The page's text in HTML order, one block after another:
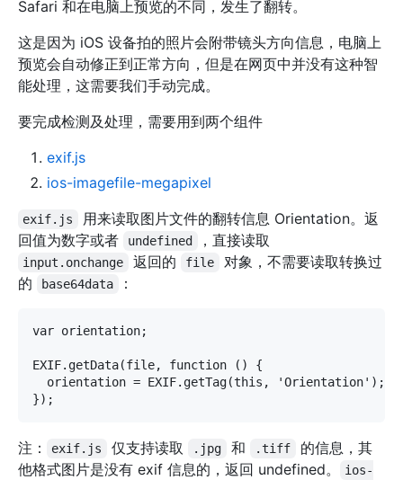
Safari 和在电脑上预览的不同，发生了翻转。
这是因为 iOS 设备拍的照片会附带镜头方向信息，电脑上
预览会自动修正到正常方向，但是在网页中并没有这种智
能处理，这需要我们手动完成。
要完成检测及处理，需要用到两个组件
exif.js
ios-imagefile-megapixel
exif.js
用来读取图片文件的翻转信息 Orientation。返
回值为数字或者
undefined ，直接读取
input.onchange 返回的 file
对象，不需要读取转换过
的
base64data ：
var orientation;
EXIF.getData(file, function () {
  orientation = EXIF.getTag(this, 'Orientation');
注： exif.js 仅支持读取 .jpg 和 .tiff
的信息，其
他格式图片是没有 exif 信息的，返回 undefined。
ios-